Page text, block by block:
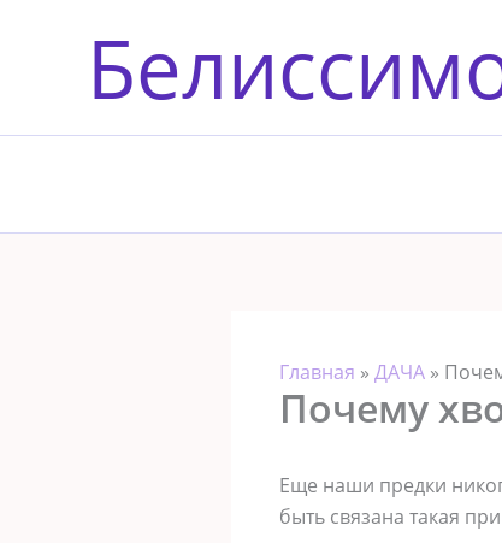
содержимому
Главная » ДАЧА »
Почему
Еще наши предки
быть связана такая